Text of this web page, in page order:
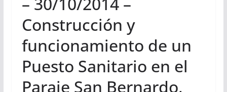
Construcción y
funcionamiento de un
Puesto Sanitario en el
Paraje San Bernardo,